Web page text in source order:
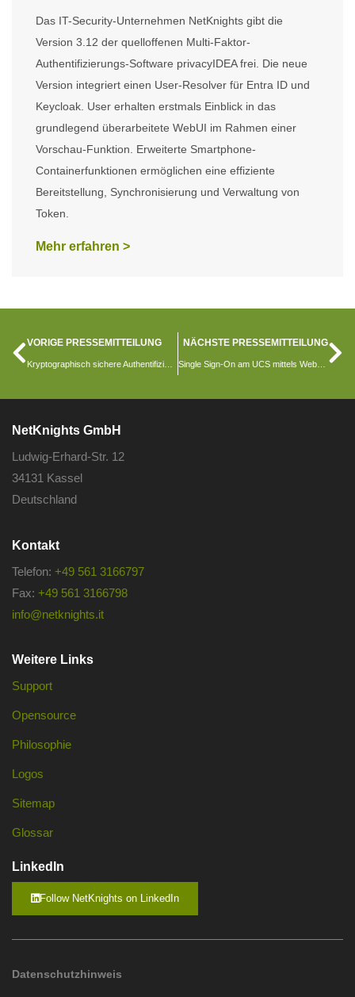
Das IT-Security-Unternehmen NetKnights gibt die
Version 3.12 der quelloffenen Multi-Faktor-
Authentifizierungs-Software privacyIDEA frei. Die neue
Version integriert einen User-Resolver für Entra ID und
Keycloak. User erhalten erstmals Einblick in das
grundlegend überarbeitete WebUI im Rahmen einer
Vorschau-Funktion. Erweiterte Smartphone-
Containerfunktionen ermöglichen eine effiziente
Bereitstellung, Synchronisierung und Verwaltung von
Token.
Mehr erfahren >
VORIGE PRESSEMITTEILUNG NÄCHSTE PRESSEMITTEILUNG
Single Sign-On am UCS mittels WebAuthn
NetKnights GmbH
Ludwig-Erhard-Str. 12
34131 Kassel
Deutschland
Kontakt
Telefon: +49 561 3166797
Fax: +49 561 3166798
info@netknights.it
Weitere Links
Support
Opensource
Philosophie
Logos
Sitemap
Glossar
LinkedIn
Follow NetKnights on LinkedIn
Datenschutzhinweis